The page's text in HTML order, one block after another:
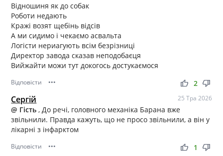
Відношиня як до собак
Роботи недають
Кражі возят щебінь відсів
А ми сидимо і чекаємо асвальта
Логісти нериагують всім безрізниці
Директор завода сказав неподобаєця
Вийжайти можи тут докогось достукаємося
Відповісти ••• thumb_up thumb_down
2
Сергій 25 Тра 2026
@ Гість, До речі, головного механіка Барана вже
звільнили. Правда кажуть, що не просо звільнили, а він у
лікарні з інфарктом
Відповісти ••• thumb_up thumb_down
1